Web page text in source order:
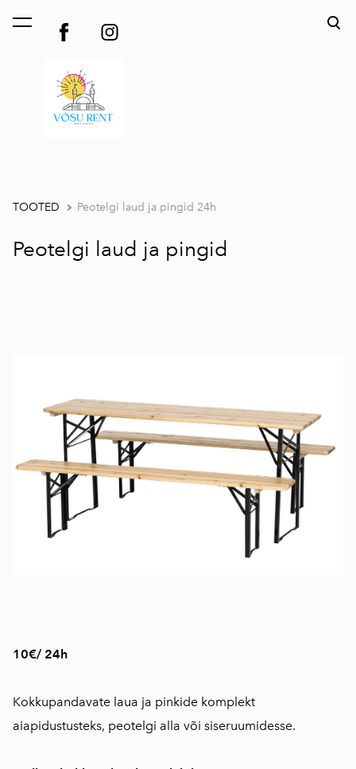
lisati ostukorvi.
TOOTED Peotelgi laud ja pingid 24h
Peotelgi laud ja pingid
10€/ 24h
Kokkupandavate laua ja pinkide komplekt
aiapidustusteks, peotelgi alla või siseruumidesse.